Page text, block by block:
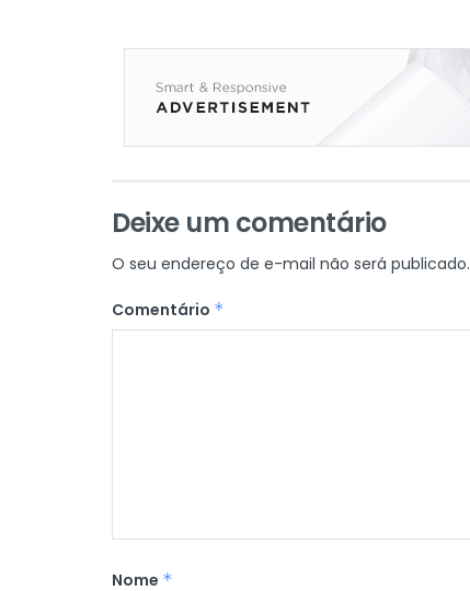
Deixe um comentário
O seu endereço de e-mail não será publicado.
Comentário *
Nome *